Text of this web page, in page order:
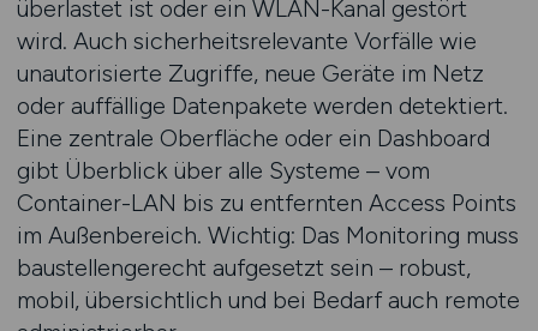
überlastet ist oder ein WLAN-Kanal gestört
wird. Auch sicherheitsrelevante Vorfälle wie
unautorisierte Zugriffe, neue Geräte im Netz
oder auffällige Datenpakete werden detektiert.
Eine zentrale Oberfläche oder ein Dashboard
gibt Überblick über alle Systeme – vom
Container-LAN bis zu entfernten Access Points
im Außenbereich. Wichtig: Das Monitoring muss
baustellengerecht aufgesetzt sein – robust,
mobil, übersichtlich und bei Bedarf auch remote